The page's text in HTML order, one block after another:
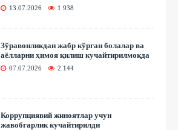
13.07.2026 1 938
Зўравонликдан жабр кўрган болалар ва
аёлларни ҳимоя қилиш кучайтирилмоқда
07.07.2026 2 144
Коррупциявий жиноятлар учун
жавобгарлик кучайтирилди